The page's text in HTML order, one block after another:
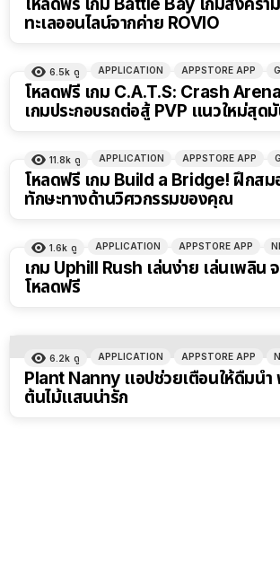
ทะเลออนไลน์จากค่าย ROVIO
6.5k ดู APPLICATION APPSTORE APP
โหลดฟรี เกม C.A.T.S: Crash
เกมประกอบรถต่อสู้ PVP แนวใหม่สุด
11.8k ดู APPLICATION APPSTORE APP
โหลดฟรี เกม Build a Bridge! ฝึกส
ทักษะทางด้านวิศวกรรมของคุณ
1.6k ดู APPLICATION APPSTORE APP
เกม Uphill Rush เล่นง่าย เล่นเพลิน
โหลดฟรี
6.2k ดู APPLICATION APPSTORE APP
Plant Nanny แอปช่วยเตือนให้ดื่มน้ำ
ต้นไม้แสนน่ารัก